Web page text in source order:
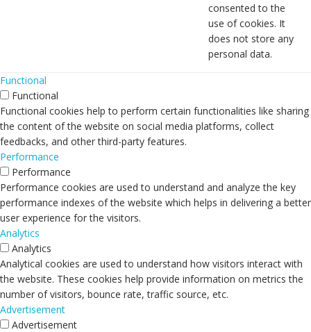
consented to the
use of cookies. It
does not store any
personal data.
Functional
Functional
Functional cookies help to perform certain functionalities like sharing
the content of the website on social media platforms, collect
feedbacks, and other third-party features.
Performance
Performance
Performance cookies are used to understand and analyze the key
performance indexes of the website which helps in delivering a better
user experience for the visitors.
Analytics
Analytics
Analytical cookies are used to understand how visitors interact with
the website. These cookies help provide information on metrics the
number of visitors, bounce rate, traffic source, etc.
Advertisement
Advertisement